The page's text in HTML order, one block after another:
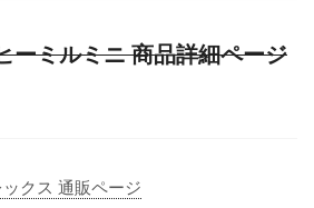
ーミルミニ 商品詳細ページ
クス 通販ページ